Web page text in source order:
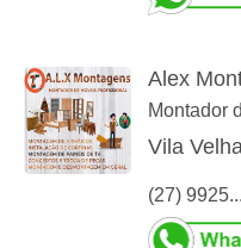
Alex
Montador
Vila
(27) 9925...